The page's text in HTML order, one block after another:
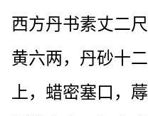
西方丹书素丈二
黄六两，丹砂十
上，蜡密塞口，